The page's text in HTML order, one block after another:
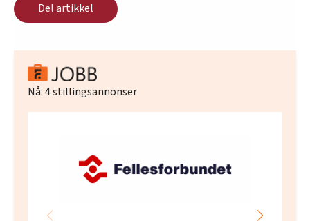
Del artikkel
Nå:4stillingsannonser